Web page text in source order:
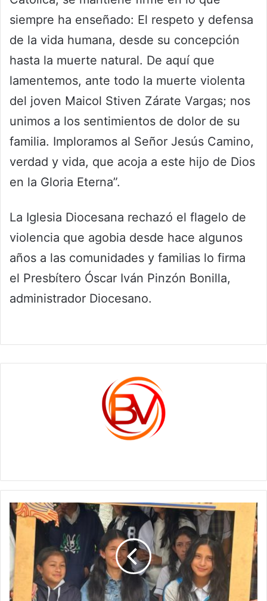
siempre ha enseñado: El respeto y defensa
de la vida humana, desde su concepción
hasta la muerte natural. De aquí que
lamentemos, ante todo la muerte violenta
del joven Maicol Stiven Zárate Vargas; nos
unimos a los sentimientos de dolor de su
familia. Imploramos al Señor Jesús Camino,
verdad y vida, que acoja a este hijo de Dios
en la Gloria Eterna”.
La Iglesia Diocesana rechazó el flagelo de
violencia que agobia desde hace algunos
años a las comunidades y familias lo firma
el Presbítero Óscar Iván Pinzón Bonilla,
administrador Diocesano.
Conmemoración
Día
Mundial
Contra
Trata
de
Personas